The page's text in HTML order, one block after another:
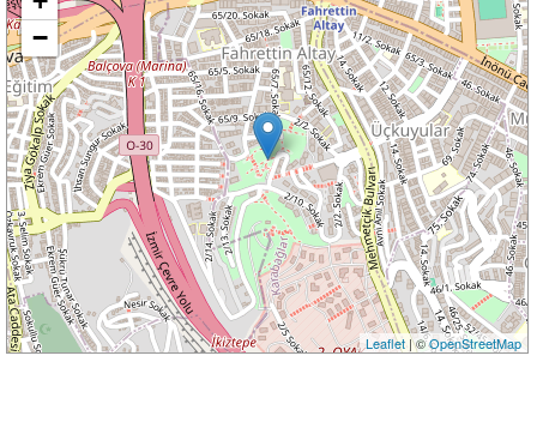
−
Leaflet| ©OpenStreetMap